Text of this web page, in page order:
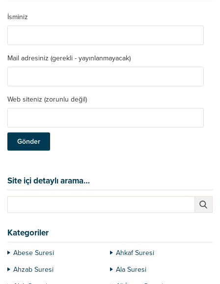
İsminiz
Mail adresiniz (gerekli - yayınlanmayacak)
Web siteniz (zorunlu değil)
Site içi detaylı arama…
Kategoriler
Abese Suresi
Ahkaf Suresi
Ahzab Suresi
Ala Suresi